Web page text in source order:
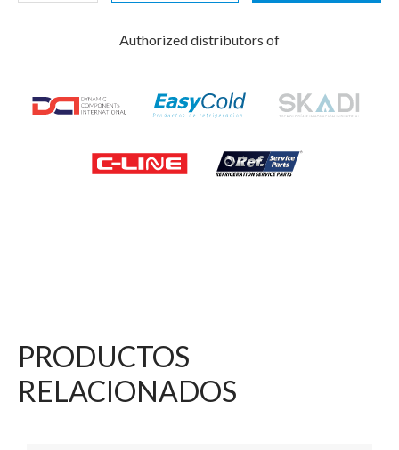
Authorized distributors of
PRODUCTOS
RELACIONADOS